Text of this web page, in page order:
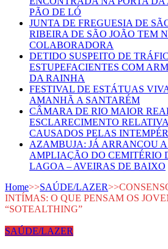
PÃO DE LÓ
JUNTA DE FREGUESIA DE
RIBEIRA DE SÃO JOÃO TEM
COLABORADORA
DETIDO SUSPEITO DE
ESTUPEFACIENTES COM
DA RAINHA
FESTIVAL DE ESTÁTUAS
AMANHÃ A SANTARÉM
CÂMARA DE RIO MAIOR
ESCLARECIMENTO
CAUSADOS PELAS
AZAMBUJA: JÁ ARRANCOU
AMPLIAÇÃO DO CEMITÉRIO
LAGOA – AVEIRAS DE BAIXO
Home>>SAÚDE/LAZER>>
INTÍMAS: O QUE PENSAM OS
“SOTEALTHING”
SAÚDE/LAZER